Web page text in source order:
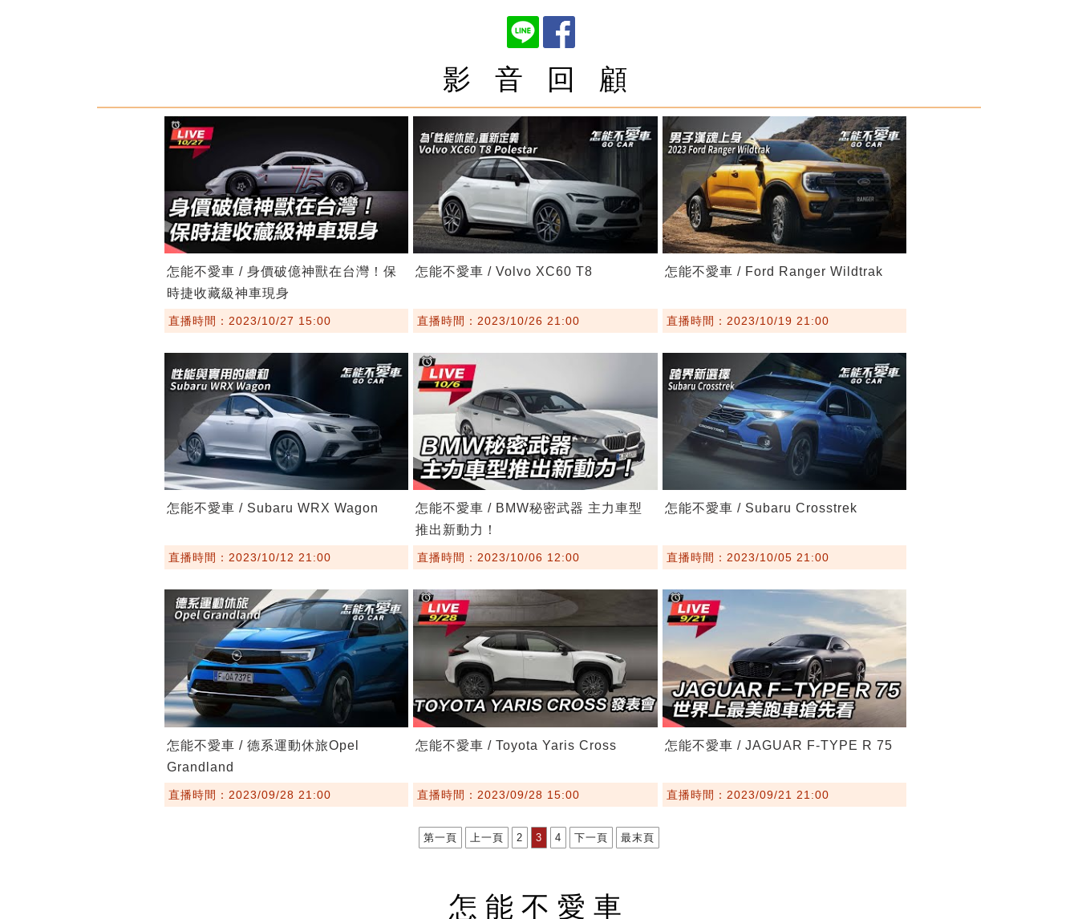
影 音 回 顧
怎能不愛車 / 身價破億神獸在台灣！保
時捷收藏級神車現身
直播時間：2023/10/27 15:00
怎能不愛車 / Volvo XC60 T8
直播時間：2023/10/26 21:00
怎能不愛車 / Ford Ranger Wildtrak
直播時間：2023/10/19 21:00
怎能不愛車 / Subaru WRX Wagon
直播時間：2023/10/12 21:00
怎能不愛車 / BMW秘密武器 主力車型
推出新動力！
直播時間：2023/10/06 12:00
怎能不愛車 / Subaru Crosstrek
直播時間：2023/10/05 21:00
怎能不愛車 / 德系運動休旅Opel
Grandland
直播時間：2023/09/28 21:00
怎能不愛車 / Toyota Yaris Cross
直播時間：2023/09/28 15:00
怎能不愛車 / JAGUAR F-TYPE R 75
直播時間：2023/09/21 21:00
第一頁 上一頁 2 3 4 下一頁 最末頁
怎能不愛車